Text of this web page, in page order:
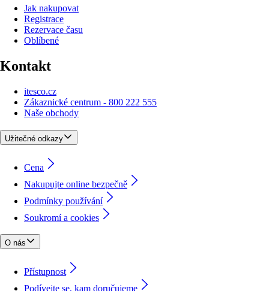
Jak nakupovat
Registrace
Rezervace času
Oblíbené
Kontakt
itesco.cz
Zákaznické centrum - 800 222 555
Naše obchody
Užitečné odkazy
Cena
Nakupujte online bezpečně
Podmínky používání
Soukromí a cookies
O nás
Přístupnost
Podívejte se, kam doručujeme